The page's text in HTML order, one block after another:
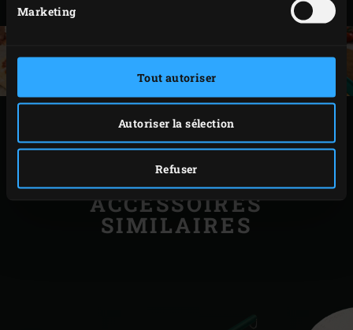
Marketing
Tout autoriser
Autoriser la sélection
Refuser
IMPRIMER
ACCESSOIRES
SIMILAIRES